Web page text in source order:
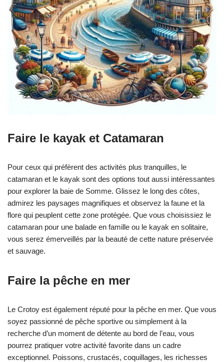
Faire le kayak et Catamaran
Pour ceux qui préfèrent des activités plus tranquilles, le
catamaran et le kayak sont des options tout aussi intéressantes
pour explorer la baie de Somme. Glissez le long des côtes,
admirez les paysages magnifiques et observez la faune et la
flore qui peuplent cette zone protégée. Que vous choisissiez le
catamaran pour une balade en famille ou le kayak en solitaire,
vous serez émerveillés par la beauté de cette nature préservée
et sauvage.
Faire la pêche en mer
Le Crotoy est également réputé pour la pêche en mer. Que vous
soyez passionné de pêche sportive ou simplement à la
recherche d’un moment de détente au bord de l’eau, vous
pourrez pratiquer votre activité favorite dans un cadre
exceptionnel. Poissons, crustacés, coquillages, les richesses